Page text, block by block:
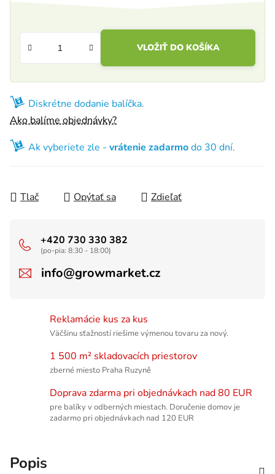
VLOŽIŤ DO KOŠÍKA
Diskrétne dodanie balíčka.
Ako balíme objednávky?
Ak vyberiete zle - vrátenie zadarmodo 30 dní.
Tlač Opýtať sa Zdieľať
+420 730 330 382
(po-pia: 8:30 - 18:00)
info@growmarket.cz
Reklamácie kus za kus
Väčšinu sťažností riešime výmenou tovaru za nový.
1 500 m² skladovacích priestorov
zberné miesto Praha Ruzyně
Doprava zdarma pri objednávkach nad 80 EUR
pre balíky v odberných miestach. Doručenie domov je
zadarmo pri objednávkach nad 120 EUR
Popis